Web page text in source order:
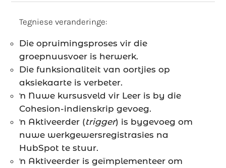
Tegniese veranderinge:
Die opruimingsproses vir die
groepnuusvoer is herwerk.
Die funksionaliteit van oortjies op
aksiekaarte is verbeter.
ŉ Nuwe kursusveld vir Leer is by die
Cohesion-indienskrip gevoeg.
ŉ Aktiveerder (trigger) is bygevoeg om
nuwe werkgewersregistrasies na
HubSpot te stuur.
ŉ Aktiveerder is geïmplementeer om